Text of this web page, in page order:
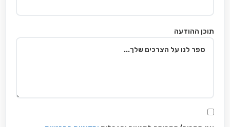
תוכן ההודעה